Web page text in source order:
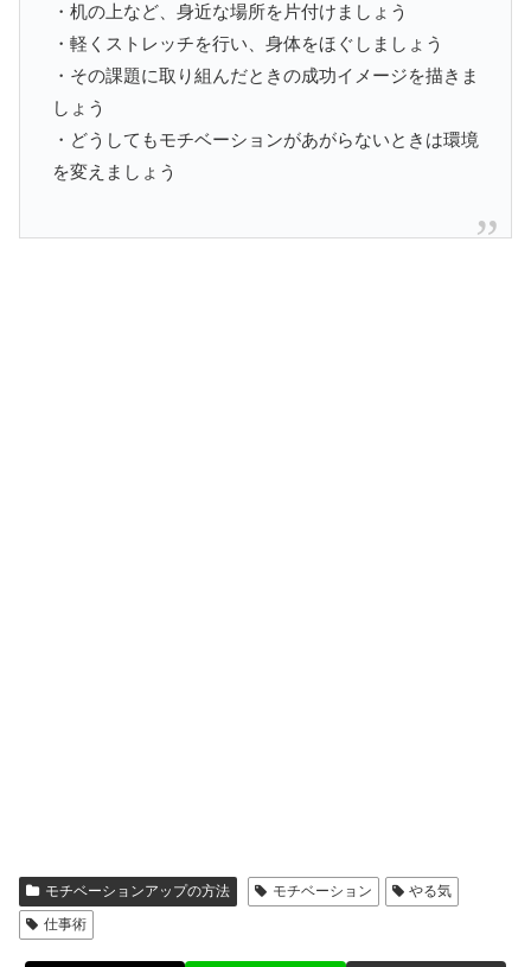
・机の上など、身近な場所を片付けましょう
・軽くストレッチを行い、身体をほぐしましょう
・その課題に取り組んだときの成功イメージを描きま
しょう
・どうしてもモチベーションがあがらないときは環境
を変えましょう
モチベーションアップの方法 モチベーション
やる気
仕事術